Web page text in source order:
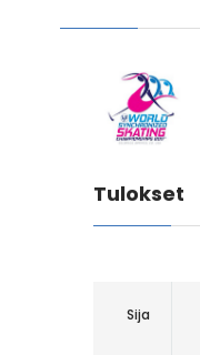
Tulokset
Sija